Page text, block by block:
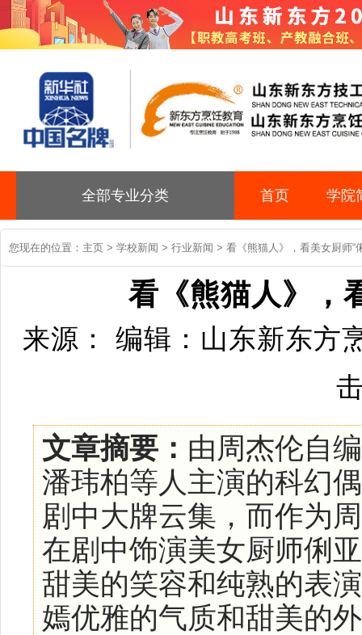
全部专业分类 首页 学院
您现在的位置： 主页 > 学校新闻 > 行业新闻 > 看《熊猫人》，看美女厨师“
看《熊猫人》，
来源： 编辑：山东新东
文章摘要： 由周杰伦自
潘玮柏等人主演的科幻
剧中大牌云集，而作为
在剧中饰演美女厨师俐
甜美的笑容和纯熟的表
嫣优雅的气质和甜美的外